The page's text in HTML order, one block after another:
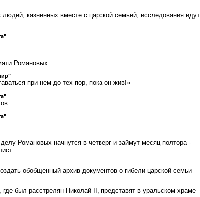
людей, казненных вместе с царской семьей, исследования идут
Романовых
при нем до тех пор, пока он жив!»
Романовых начнутся в четверг и займут месяц-полтора -
обобщенный архив документов о гибели царской семьи
был расстрелян Николай II, представят в уральском храме